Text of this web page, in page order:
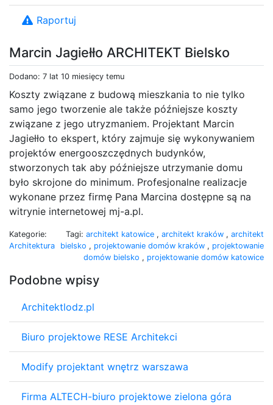
Marcin Jagiełło ARCHITEKT Bielsko
Dodano: 7 lat 10 miesięcy temu
Koszty związane z budową mieszkania to nie tylko
samo jego tworzenie ale także późniejsze koszty
związane z jego utryzmaniem. Projektant Marcin
Jagiełło to ekspert, który zajmuje się wykonywaniem
projektów energooszczędnych budynków,
stworzonych tak aby późniejsze utrzymanie domu
było skrojone do minimum. Profesjonalne realizacje
wykonane przez firmę Pana Marcina dostępne są na
witrynie internetowej mj-a.pl.
Kategorie:
Architektura
Tagi: architekt katowice , architekt kraków , architekt
bielsko , projektowanie domów kraków , projektowanie
domów bielsko , projektowanie domów katowice
Podobne wpisy
Architektlodz.pl
Biuro projektowe RESE Architekci
Modify projektant wnętrz warszawa
Firma ALTECH-biuro projektowe zielona góra
Raportuj